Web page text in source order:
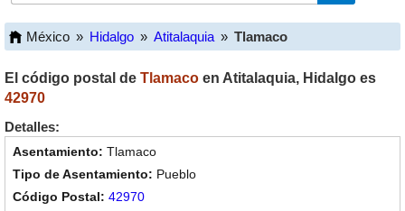
México » Hidalgo » Atitalaquia » Tlamaco
El código postal de Tlamaco en Atitalaquia, Hidalgo es
42970
Detalles:
Tlamaco
Pueblo
42970